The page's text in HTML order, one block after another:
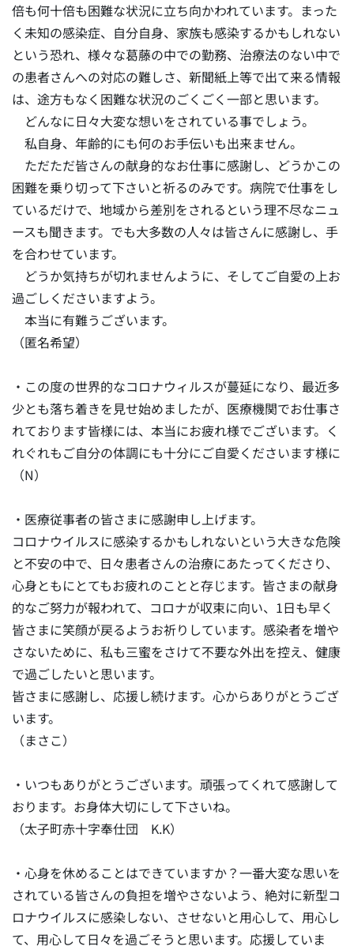
倍も何十倍も困難な状況に立ち向かわれています。まった
く未知の感染症、自分自身、家族も感染するかもしれない
という恐れ、様々な葛藤の中での勤務、治療法のない中で
の患者さんへの対応の難しさ、新聞紙上等で出て来る情報
は、途方もなく困難な状況のごくごく一部と思います。
どんなに日々大変な想いをされている事でしょう。
私自身、年齢的にも何のお手伝いも出来ません。
ただただ皆さんの献身的なお仕事に感謝し、どうかこの
困難を乗り切って下さいと祈るのみです。病院で仕事をし
ているだけで、地域から差別をされるという理不尽なニュ
ースも聞きます。でも大多数の人々は皆さんに感謝し、手
を合わせています。
どうか気持ちが切れませんように、そしてご自愛の上お
過ごしくださいますよう。
本当に有難うございます。
（匿名希望）
・この度の世界的なコロナウィルスが蔓延になり、最近多
少とも落ち着きを見せ始めましたが、医療機関でお仕事さ
れております皆様には、本当にお疲れ様でございます。く
れぐれもご自分の体調にも十分にご自愛くださいます様に
（N）
・医療従事者の皆さまに感謝申し上げます。
コロナウイルスに感染するかもしれないという大きな危険
と不安の中で、日々患者さんの治療にあたってくださり、
心身ともにとてもお疲れのことと存じます。皆さまの献身
的なご努力が報われて、コロナが収束に向い、1日も早く
皆さまに笑顔が戻るようお祈りしています。感染者を増や
さないために、私も三蜜をさけて不要な外出を控え、健康
で過ごしたいと思います。
皆さまに感謝し、応援し続けます。心からありがとうござ
います。
（まさこ）
・いつもありがとうございます。頑張ってくれて感謝して
おります。お身体大切にして下さいね。
（太子町赤十字奉仕団 K.K）
・心身を休めることはできていますか？一番大変な思いを
されている皆さんの負担を増やさないよう、絶対に新型コ
ロナウイルスに感染しない、させないと用心して、用心し
て、用心して日々を過ごそうと思います。応援していま